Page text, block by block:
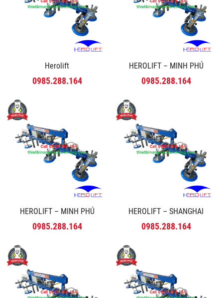
Herolift
0985.288.164
HEROLIFT – MINH PHÚ
0985.288.164
HEROLIFT – MINH PHÚ
0985.288.164
HEROLIFT – SHANGHAI
0985.288.164